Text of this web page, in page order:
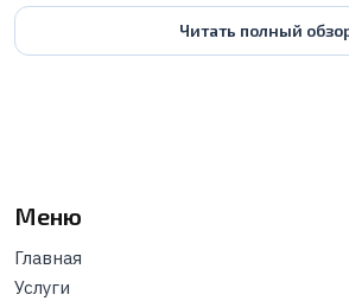
Читать полный
Меню
Главная
Услуги